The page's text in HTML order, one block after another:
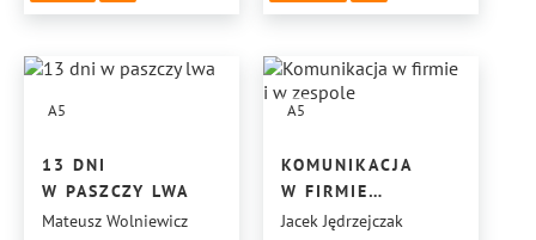
A5
13 DNI
W PASZCZY LWA
Mateusz Wolniewicz
A5
KOMUNIKACJA
W FIRMIE
I W ZESPOLE
Jacek Jędrzejczak